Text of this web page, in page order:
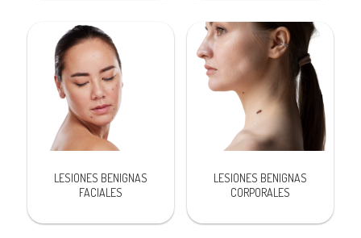
LESIONES BENIGNAS
FACIALES
LESIONES BENIGNAS
CORPORALES